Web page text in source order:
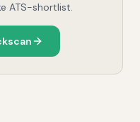
ATS-shortlist.